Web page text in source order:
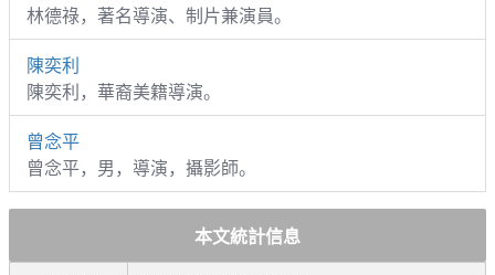
林德祿，著名導演、制片兼演員。
陳奕利
陳奕利，華裔美籍導演。
曾念平
曾念平，男，導演，攝影師。
本文統計信息